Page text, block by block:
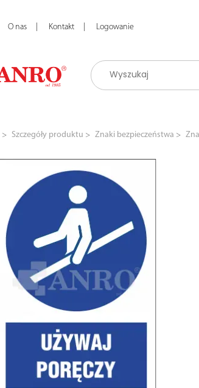
O nas Kontakt Logowanie
Szczegóły produktu Znaki bezpieczeństwa